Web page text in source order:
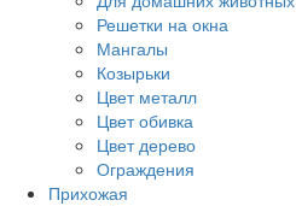
Решетки на окна
Мангалы
Козырьки
Цвет металл
Цвет обивка
Цвет дерево
Ограждения
Прихожая